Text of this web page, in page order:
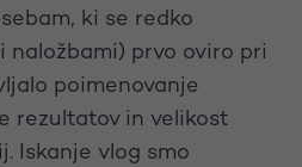
ki se redko
naložbami) prvo oviro pri
poimenovanje
rezultatov in velikost
Iskanje vlog smo